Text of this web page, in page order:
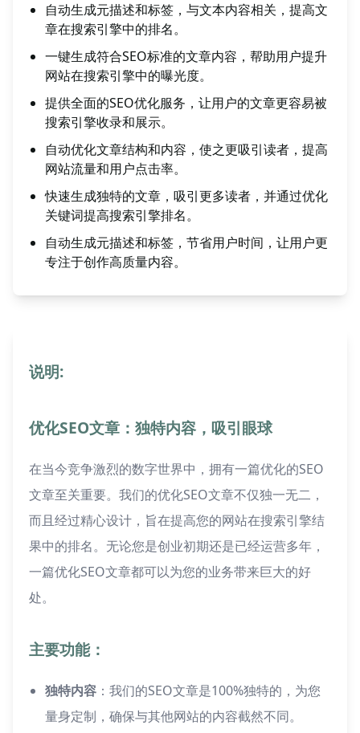
自动生成元描述和标签，与文本内容相关，提高文
章在搜索引擎中的排名。
一键生成符合SEO标准的文章内容，帮助用户提升
网站在搜索引擎中的曝光度。
提供全面的SEO优化服务，让用户的文章更容易被
搜索引擎收录和展示。
自动优化文章结构和内容，使之更吸引读者，提高
网站流量和用户点击率。
快速生成独特的文章，吸引更多读者，并通过优化
关键词提高搜索引擎排名。
自动生成元描述和标签，节省用户时间，让用户更
专注于创作高质量内容。
说明:
优化SEO文章：独特内容，吸引眼球
在当今竞争激烈的数字世界中，拥有一篇优化的SEO
文章至关重要。我们的优化SEO文章不仅独一无二，
而且经过精心设计，旨在提高您的网站在搜索引擎结
果中的排名。无论您是创业初期还是已经运营多年，
一篇优化SEO文章都可以为您的业务带来巨大的好
处。
主要功能：
独特内容 ：我们的SEO文章是100%独特的，为您
量身定制，确保与其他网站的内容截然不同。